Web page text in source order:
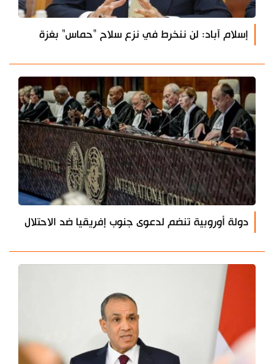
إسلام آباد: لن ننخرط في نزع سلاح "حماس" بغزة
دولة أوروبية تنضم لدعوى جنوب إفريقيا ضد الاحتلال